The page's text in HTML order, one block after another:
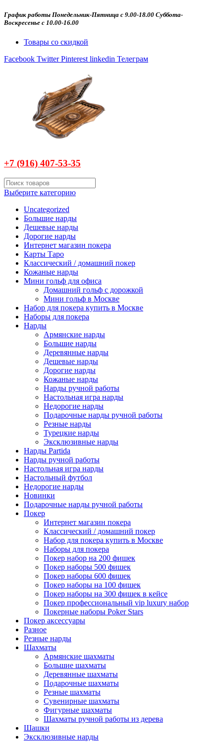
График работы Понедельник-Пятница с 9.00-18.00 Суббота-
Воскресенье с 10.00-16.00
Товары со скидкой
Facebook Twitter Pinterest linkedin Телеграм
+7 (916) 407-53-35
Выберите категорию
Uncategorized
Большие нарды
Дешевые нарды
Дорогие нарды
Интернет магазин покера
Карты Таро
Классический / домашний покер
Кожаные нарды
Мини гольф для офиса
Домашний гольф с дорожкой
Мини гольф в Москве
Набор для покера купить в Москве
Наборы для покера
Нарды
Армянские нарды
Большие нарды
Деревянные нарды
Дешевые нарды
Дорогие нарды
Кожаные нарды
Нарды ручной работы
Настольная игра нарды
Недорогие нарды
Подарочные нарды ручной работы
Резные нарды
Турецкие нарды
Эксклюзивные нарды
Нарды Partida
Нарды ручной работы
Настольная игра нарды
Настольный футбол
Недорогие нарды
Новинки
Подарочные нарды ручной работы
Покер
Интернет магазин покера
Классический / домашний покер
Набор для покера купить в Москве
Наборы для покера
Покер набор на 200 фишек
Покер наборы 500 фишек
Покер наборы 600 фишек
Покер наборы на 100 фишек
Покер наборы на 300 фишек в кейсе
Покер профессиональный vip luxury набор
Покерные наборы Poker Stars
Покер аксессуары
Разное
Резные нарды
Шахматы
Армянские шахматы
Большие шахматы
Деревянные шахматы
Подарочные шахматы
Резные шахматы
Сувенирные шахматы
Фигурные шахматы
Шахматы ручной работы из дерева
Шашки
Эксклюзивные нарды